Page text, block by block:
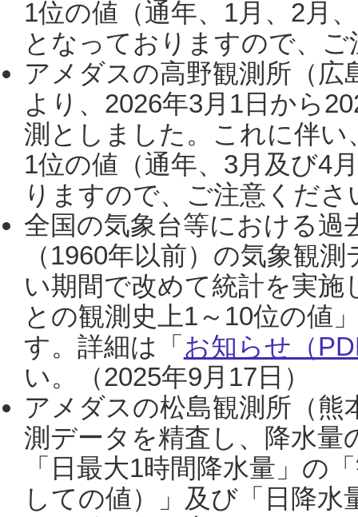
1位の値（通年、1月、2月
となっておりますので、
アメダスの高野観測所（
より、2026年3月1日から
測としました。これに伴い
1位の値（通年、3月及び4
りますので、ご注意くだ
全国の気象台等における過
（1960年以前）の気象観
い期間で改めて統計を実
との観測史上1～10位の値
す。詳細は「 お知らせ（
い。（2025年9月17日）
アメダスの松島観測所（熊
測データを精査し、降水
「日最大1時間降水量」の
しての値）」及び「日降